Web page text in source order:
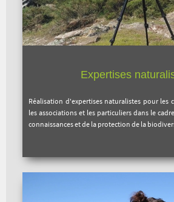
Expertises
Réalisation d'expertises naturalistes pour les
les associations et les particuliers dans le
connaissances et de la protection de la